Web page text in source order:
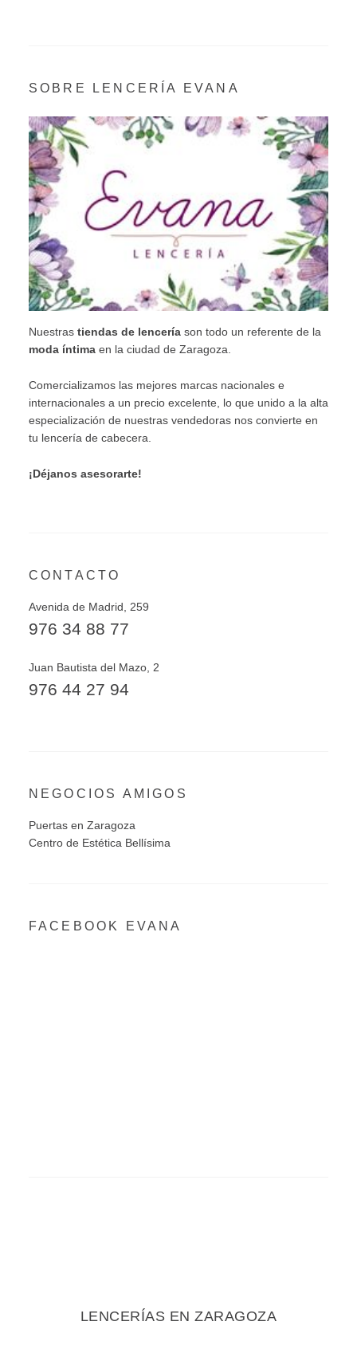
SOBRE LENCERÍA EVANA
Nuestras tiendas de lenceríason todo un referente de la
moda íntimaen la ciudad de Zaragoza.
Comercializamos las mejores marcas nacionales e
internacionales a un precio excelente, lo que unido a la alta
especialización de nuestras vendedoras nos convierte en
tu lencería de cabecera.
¡Déjanos asesorarte!
CONTACTO
Avenida de Madrid, 259
976 34 88 77
Juan Bautista del Mazo, 2
976 44 27 94
NEGOCIOS AMIGOS
Puertas en Zaragoza
Centro de Estética Bellísima
FACEBOOK EVANA
LENCERÍAS EN ZARAGOZA